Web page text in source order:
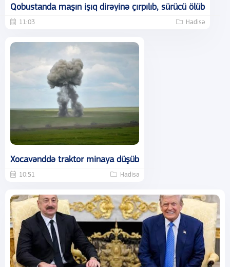
Qobustanda maşın işıq dirəyinə çırpılıb, sürücü ölüb
11:03 Hadisə
Xocavənddə traktor minaya düşüb
10:51 Hadisə